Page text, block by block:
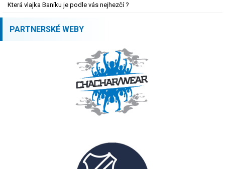
Která vlajka Baníku je podle vás nejhezčí ?
PARTNERSKÉ WEBY